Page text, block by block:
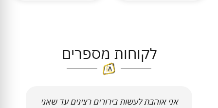
לקוחות מספרים
אני אוהבת לעשות בירורים רצינים עד שאני